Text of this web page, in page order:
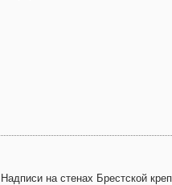
Надписи на стенах Брестской